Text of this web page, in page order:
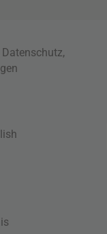
Datenschutz,